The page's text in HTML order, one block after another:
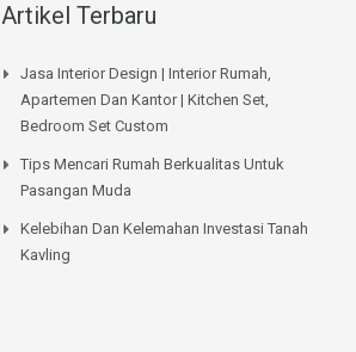
Artikel Terbaru
Jasa Interior Design | Interior Rumah,
Apartemen Dan Kantor | Kitchen Set,
Bedroom Set Custom
Tips Mencari Rumah Berkualitas Untuk
Pasangan Muda
Kelebihan Dan Kelemahan Investasi Tanah
Kavling